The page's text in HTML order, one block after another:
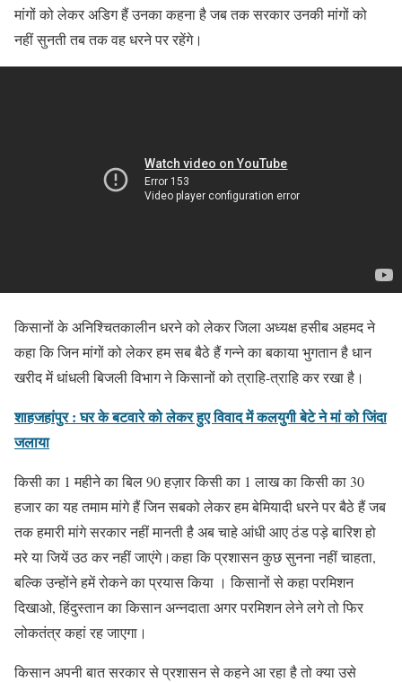
मांगों को लेकर अडिग हैं उनका कहना है जब तक सरकार उनकी मांगों को
नहीं सुनती तब तक वह धरने पर रहेंगे।
किसानों के अनिश्चितकालीन धरने को लेकर जिला अध्यक्ष हसीब अहमद ने
कहा कि जिन मांगों को लेकर हम सब बैठे हैं गन्ने का बकाया भुगतान है धान
खरीद में धांधली बिजली विभाग ने किसानों को त्राहि-त्राहि कर रखा है।
शाहजहांपुर : घर के बटवारे को लेकर हुए विवाद में कलयुगी बेटे ने मां को जिंदा
जलाया
किसी का 1 महीने का बिल 90 हज़ार किसी का 1 लाख का किसी का 30
हजार का यह तमाम मांगे हैं जिन सबको लेकर हम बेमियादी धरने पर बैठे हैं जब
तक हमारी मांगे सरकार नहीं मानती है अब चाहे आंधी आए ठंड पड़े बारिश हो
मरे या जियें उठ कर नहीं जाएंगे।कहा कि प्रशासन कुछ सुनना नहीं चाहता,
बल्कि उन्होंने हमें रोकने का प्रयास किया । किसानों से कहा परमिशन
दिखाओ, हिंदुस्तान का किसान अन्नदाता अगर परमिशन लेने लगे तो फिर
लोकतंत्र कहां रह जाएगा।
किसान अपनी बात सरकार से प्रशासन से कहने आ रहा है तो क्या उसे